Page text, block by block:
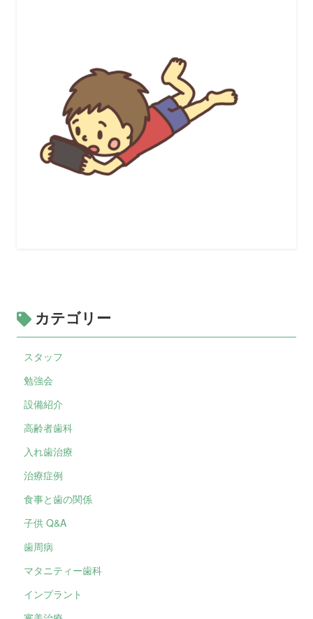
カテゴリー
スタッフ
勉強会
設備紹介
高齢者歯科
入れ歯治療
治療症例
食事と歯の関係
子供 Q&A
歯周病
マタニティー歯科
インプラント